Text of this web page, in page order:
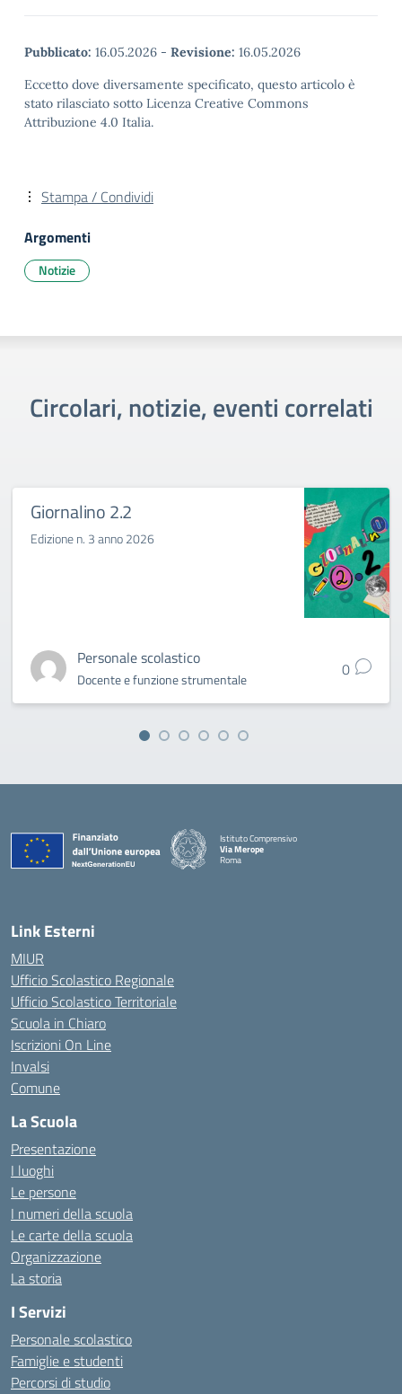
Pubblicato: 16.05.2026 - Revisione: 16.05.2026
Eccetto dove diversamente specificato, questo articolo è
stato rilasciato sotto Licenza Creative Commons
Attribuzione 4.0 Italia.
Stampa / Condividi
Argomenti
Notizie
Circolari, notizie, eventi correlati
Giornalino 2.2
Edizione n. 3 anno 2026
Personale scolastico
Docente e funzione strumentale 0
Istituto Comprensivo
Via Merope
Roma
Link Esterni
MIUR
Ufficio Scolastico Regionale
Ufficio Scolastico Territoriale
Scuola in Chiaro
Iscrizioni On Line
Invalsi
Comune
La Scuola
Presentazione
I luoghi
Le persone
I numeri della scuola
Le carte della scuola
Organizzazione
La storia
I Servizi
Personale scolastico
Famiglie e studenti
Percorsi di studio